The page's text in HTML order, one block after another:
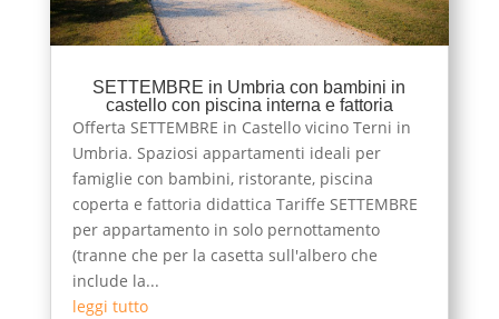
SETTEMBRE in Umbria con bambini in
castello con piscina interna e fattoria
Offerta SETTEMBRE in Castello vicino Terni in
Umbria. Spaziosi appartamenti ideali per
famiglie con bambini, ristorante, piscina
coperta e fattoria didattica Tariffe SETTEMBRE
per appartamento in solo pernottamento
(tranne che per la casetta sull'albero che
include la...
leggi tutto